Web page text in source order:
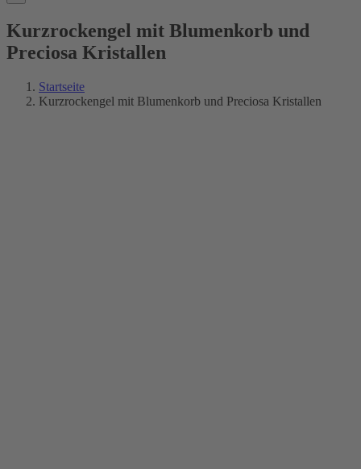
Kurzrockengel mit Blumenkorb und
Preciosa Kristallen
Startseite
Kurzrockengel mit Blumenkorb und Preciosa Kristallen